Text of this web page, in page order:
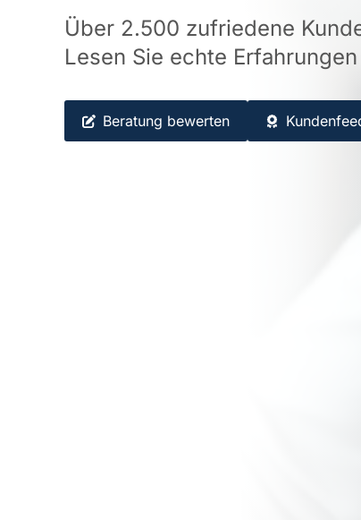
Über 2.500 zufriedene
Lesen Sie echte
Beratung bewerten